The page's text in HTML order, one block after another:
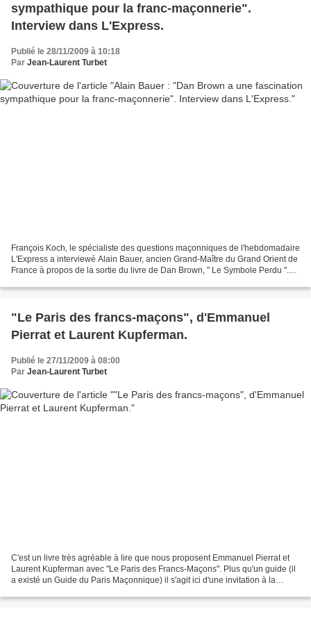
sympathique pour la franc-maçonnerie".
Interview dans L'Express.
Publié le 28/11/2009 à 10:18
Par Jean-Laurent Turbet
François Koch, le spécialiste des questions maçonniques de l'hebdomadaire
L'Express a interviewé Alain Bauer, ancien Grand-Maître du Grand Orient de
France à propos de la sortie du livre de Dan Brown, " Le Symbole Perdu ".
"Le Paris des francs-maçons", d'Emmanuel
Pierrat et Laurent Kupferman.
Publié le 27/11/2009 à 08:00
Par Jean-Laurent Turbet
C'est un livre très agréable à lire que nous proposent Emmanuel Pierrat et
Laurent Kupferman avec "Le Paris des Francs-Maçons". Plus qu'un guide (il
a existé un Guide du Paris Maçonnique) il s'agit ici d'une invitation à la